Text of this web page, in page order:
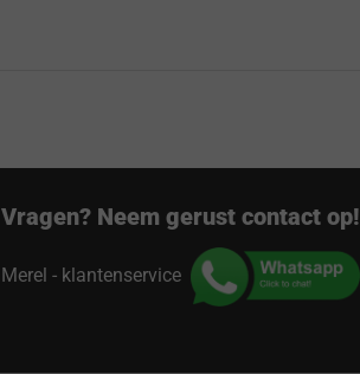
Vragen? Neem gerust contact op!
Merel - klantenservice